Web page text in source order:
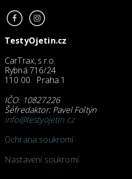
TestyOjetin.cz
CarTrax, s.r.o.
Rybná 716/24
110 00 Praha 1
IČO: 10827226
Šéfredaktor: Pavel Foltýn
info@testyojetin.cz
Ochrana soukromí
Nastavení soukromí